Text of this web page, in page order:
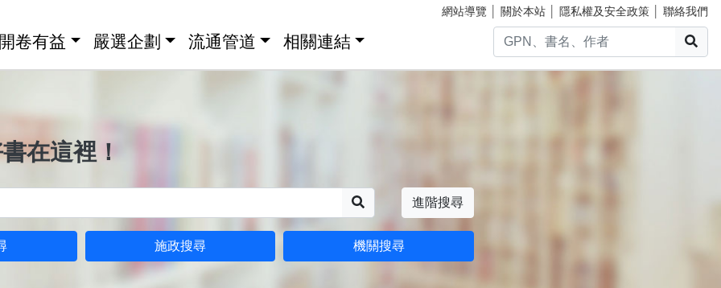
網站導覽 關於本站 隱私權及安全政策 聯絡我們
卷有益 嚴選企劃 流通管道 相關連結
在這裡！
進階搜尋
施政搜尋 機關搜尋